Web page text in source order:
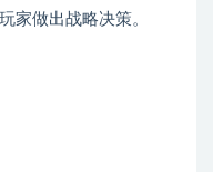
家做出战略决策。